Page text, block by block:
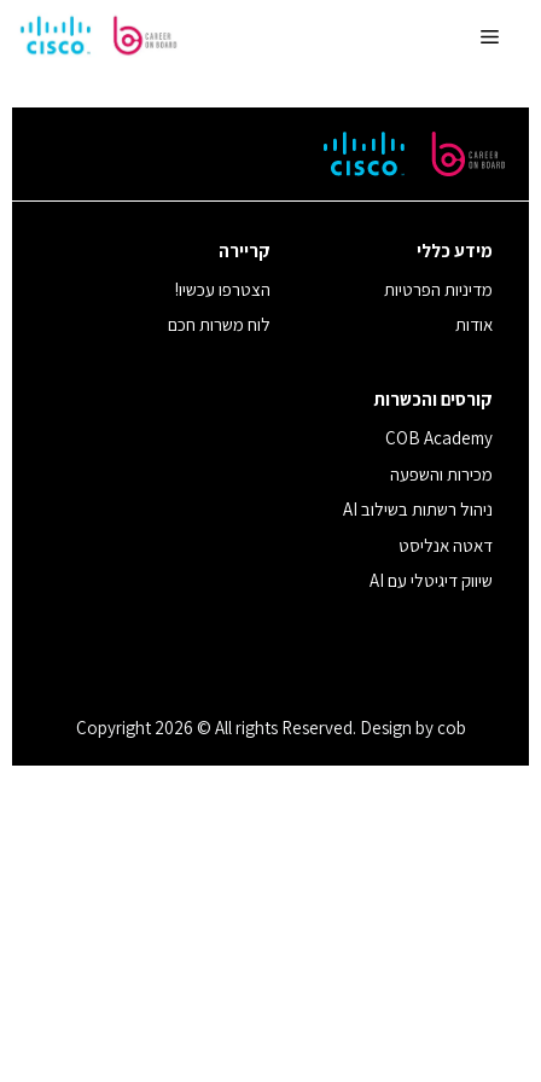
לתוכןMenu
מידע כללי
מדיניות הפרטיות
אודות
קריירה
הצטרפו עכשיו!
לוח משרות חכם
קורסים והכשרות
COB Academy
מכירות והשפעה
ניהול רשתות בשילוב AI
דאטה אנליסט
שיווק דיגיטלי עם AI
Copyright 2026 © All rights Reserved. Design by cob